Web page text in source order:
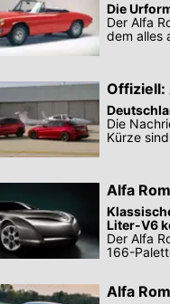
Die
Der Alfa
dem alles
Offiziell:
Die
Kürze
Alfa
Liter-V6
Der Alfa
166-
Alfa